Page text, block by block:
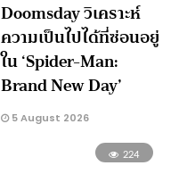
Doomsday วิเคราะห์
ความเป็นไปได้ที่ซ่อนอยู่
ใน ‘Spider-Man:
Brand New Day’
5 August 2026
224